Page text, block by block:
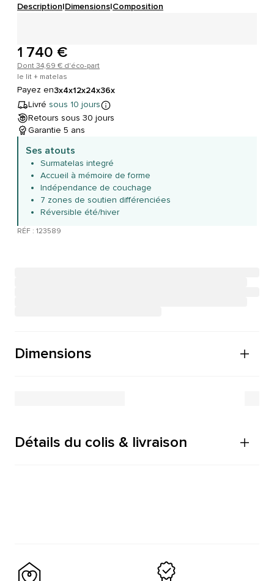
Description|Dimensions|Composition
1 740 €
Dont 34,69 € d'éco-part
le lit + matelas
Payez en3x4x12x24x36x
Livré sous 10 jours
Retours sous 30 jours
Garantie 5 ans
Ses atouts
Surmatelas integré
Accueil à mémoire de forme
Indépendance de couchage
7 zones de soutien différenciées
Réversible été/hiver
RÉF : 123589
Dimensions
Détails du colis & livraison